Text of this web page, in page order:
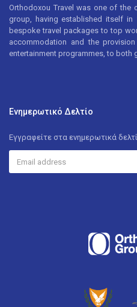
Orthodoxou Travel was one of
group, having established itself
bespoke travel packages to top
accommodation and the
entertainment programmes, to both
Ενημερωτικό Δελτίο
Εγγραφείτε στα ενημερωτικά